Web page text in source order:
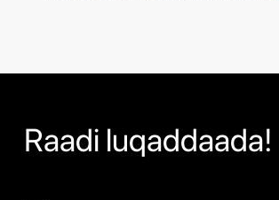
Raadi luqaddaada!